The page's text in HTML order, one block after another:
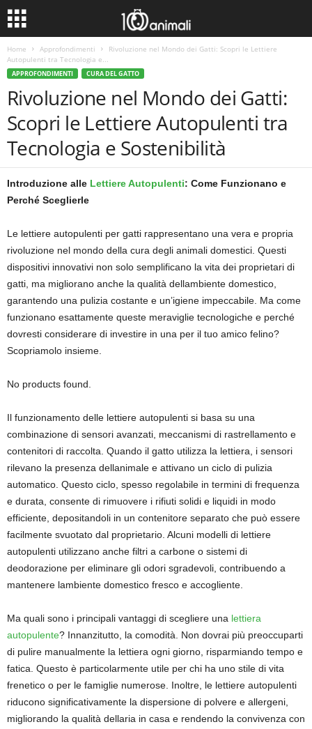
Home Approfondimenti
Rivoluzione nel Mondo dei Gatti: Scopri le Lettiere
Autopulenti tra Tecnologia e...
APPROFONDIMENTI CURA DEL GATTO
Rivoluzione nel Mondo dei Gatti:
Scopri le Lettiere Autopulenti tra
Tecnologia e Sostenibilità
Introduzione alle Lettiere Autopulenti: Come Funzionano e
Perché Sceglierle
Le lettiere autopulenti per gatti rappresentano una vera e propria
rivoluzione nel mondo della cura degli animali domestici. Questi
dispositivi innovativi non solo semplificano la vita dei proprietari di
gatti, ma migliorano anche la qualità dellambiente domestico,
garantendo una pulizia costante e un’igiene impeccabile. Ma come
funzionano esattamente queste meraviglie tecnologiche e perché
dovresti considerare di investire in una per il tuo amico felino?
Scopriamolo insieme.
No products found.
Il funzionamento delle lettiere autopulenti si basa su una
combinazione di sensori avanzati, meccanismi di rastrellamento e
contenitori di raccolta. Quando il gatto utilizza la lettiera, i sensori
rilevano la presenza dellanimale e attivano un ciclo di pulizia
automatico. Questo ciclo, spesso regolabile in termini di frequenza
e durata, consente di rimuovere i rifiuti solidi e liquidi in modo
efficiente, depositandoli in un contenitore separato che può essere
facilmente svuotato dal proprietario. Alcuni modelli di lettiere
autopulenti utilizzano anche filtri a carbone o sistemi di
deodorazione per eliminare gli odori sgradevoli, contribuendo a
mantenere lambiente domestico fresco e accogliente.
Ma quali sono i principali vantaggi di scegliere una lettiera
autopulente? Innanzitutto, la comodità. Non dovrai più preoccuparti
di pulire manualmente la lettiera ogni giorno, risparmiando tempo e
fatica. Questo è particolarmente utile per chi ha uno stile di vita
frenetico o per le famiglie numerose. Inoltre, le lettiere autopulenti
riducono significativamente la dispersione di polvere e allergeni,
migliorando la qualità dellaria in casa e rendendo la convivenza con